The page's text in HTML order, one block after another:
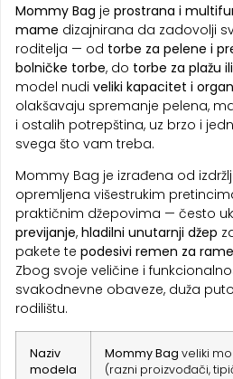
Mommy Bag je prostrana i
mame dizajnirana da zadovolji
roditelja — od torbe za pelene i
bolničke torbe, do torbe za plažu
model nudi veliki kapacitet i
olakšavaju spremanje pelena,
i ostalih potrepština, uz brzo i
svega što vam treba.
Mommy Bag je izrađena od
opremljena višestrukim
praktičnim džepovima — često
previjanje, hladilni unutarnji džep
pakete te podesivi remen za rame
Zbog svoje veličine i
svakodnevne obaveze, duža
rodilištu.
Naziv
modela
Mommy Bag veliki
(razni proizvođači,